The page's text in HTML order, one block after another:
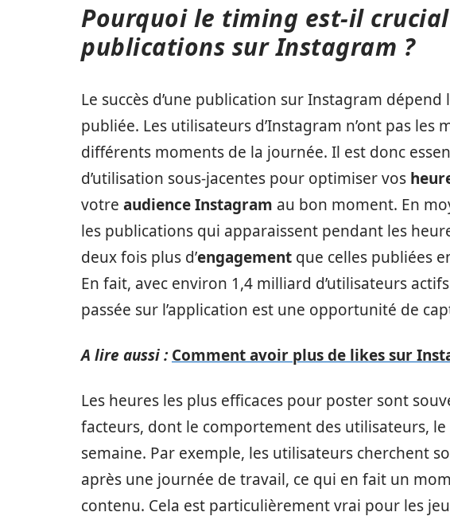
Pourquoi le timing est-il
publications sur Instagram ?
Le succès d’une publication sur Instagram
publiée. Les utilisateurs d’Instagram n’ont pas les
différents moments de la journée. Il est donc
d’utilisation sous-jacentes pour optimiser vos
votre audience Instagram au bon moment. En
les publications qui apparaissent pendant les
deux fois plus d’engagement que celles publiées
En fait, avec environ 1,4 milliard d’utilisateurs
passée sur l’application est une opportunité de
A lire aussi : Comment avoir plus de likes sur
Les heures les plus efficaces pour poster sont
facteurs, dont le comportement des utilisateurs,
semaine. Par exemple, les utilisateurs cherchent
après une journée de travail, ce qui en fait un
contenu. Cela est particulièrement vrai pour les